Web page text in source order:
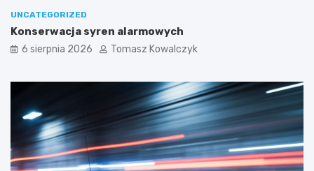
UNCATEGORIZED
Konserwacja syren alarmowych
6 sierpnia 2026 Tomasz Kowalczyk